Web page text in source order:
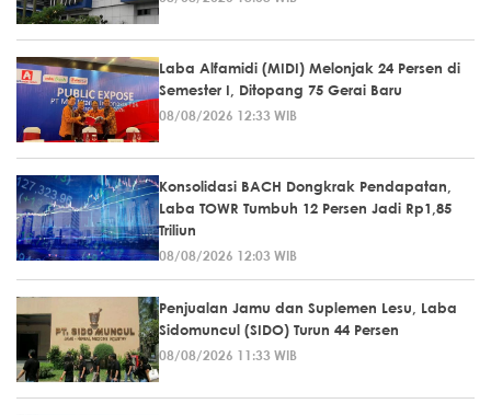
Laba Alfamidi (MIDI) Melonjak 24 Persen di
Semester I, Ditopang 75 Gerai Baru
08/08/2026 12:33 WIB
Konsolidasi BACH Dongkrak Pendapatan,
Laba TOWR Tumbuh 12 Persen Jadi Rp1,85
Triliun
08/08/2026 12:03 WIB
Penjualan Jamu dan Suplemen Lesu, Laba
Sidomuncul (SIDO) Turun 44 Persen
08/08/2026 11:33 WIB